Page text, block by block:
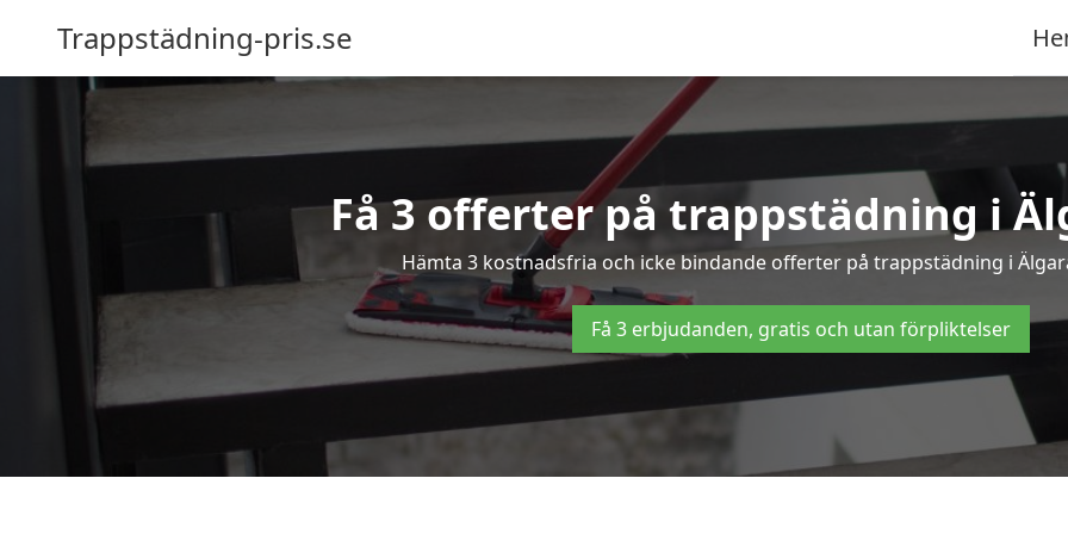
Trappstädning-pris.se
Få 3 offerter på trappstädning i
Hämta 3 kostnadsfria och icke bindande offerter på trappstädning i
Få 3 erbjudanden, gratis och utan förpliktelser